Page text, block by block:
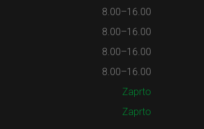
8.00–16.00
8.00–16.00
8.00–16.00
8.00–16.00
Zaprto
Zaprto